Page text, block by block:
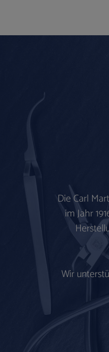
Die Carl
im Jahr
Wir